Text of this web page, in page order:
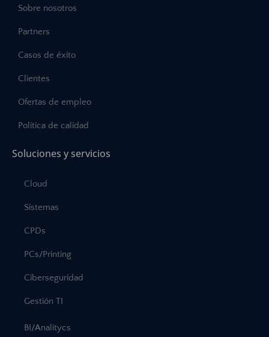
Sobre nosotros
Partners
Casos de éxito
Clientes
Ofertas de empleo
Política de calidad
Soluciones y servicios
Cloud
Sistemas
CPDs
PCs/Printing
Ciberseguridad
Gestión TI
BI/Analitycs